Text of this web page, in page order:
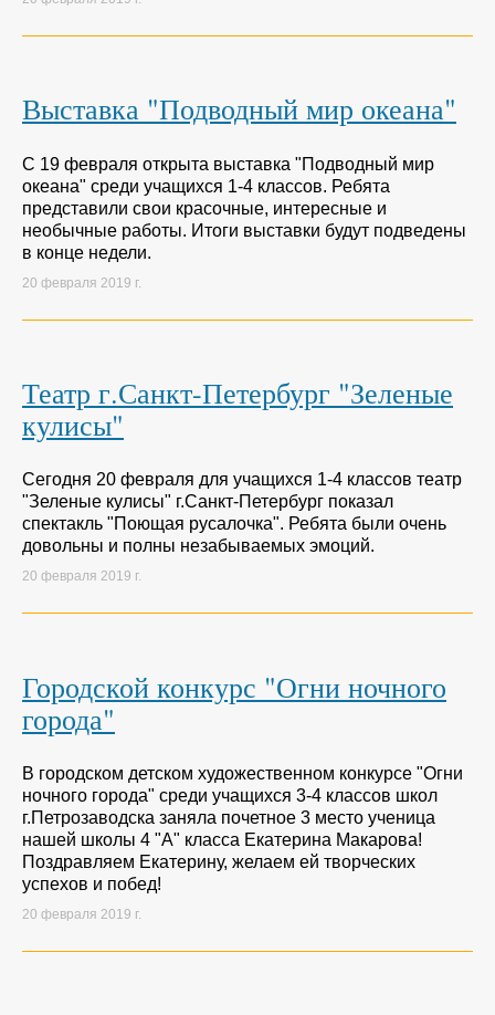
Выставка "Подводный мир океана"
С 19 февраля открыта выставка "Подводный мир
океана" среди учащихся 1-4 классов. Ребята
представили свои красочные, интересные и
необычные работы. Итоги выставки будут подведены
в конце недели.
20 февраля 2019 г.
Театр г.Санкт-Петербург "Зеленые
кулисы"
Сегодня 20 февраля для учащихся 1-4 классов театр
"Зеленые кулисы" г.Санкт-Петербург показал
спектакль "Поющая русалочка". Ребята были очень
довольны и полны незабываемых эмоций.
20 февраля 2019 г.
Городской конкурс "Огни ночного
города"
В городском детском художественном конкурсе "Огни
ночного города" среди учащихся 3-4 классов школ
г.Петрозаводска заняла почетное 3 место ученица
нашей школы 4 "А" класса Екатерина Макарова!
Поздравляем Екатерину, желаем ей творческих
успехов и побед!
20 февраля 2019 г.